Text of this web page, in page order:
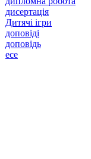
дисертація
Дитячі ігри
доповіді
доповідь
есе